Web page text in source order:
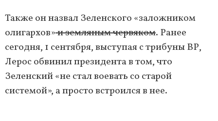
Также он назвал Зеленского «заложником
олигархов»и земляным червяком. Ранее
сегодня, 1 сентября, выступая с трибуны ВР,
Лерос обвинил президента в том, что
Зеленский «не стал воевать со старой
системой», а просто встроился в нее.